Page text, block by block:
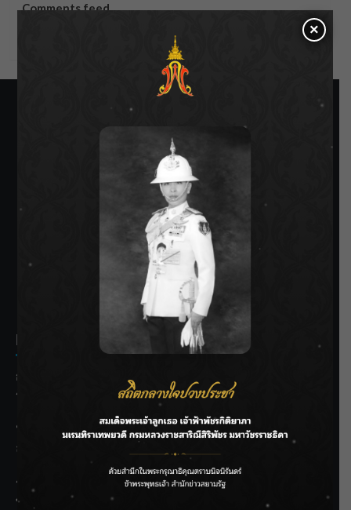
Comments feed
SIAMRATH VARIETY
THE BEST ENTERTAINMENT
Recent Posts
กรมชลฯ รับฟังประชาชน ติดตามแก้ปัญหาโครงการประตู
ระบายน้ำศรีสองรักฯ
‘แมน การิน’ แชร์ความเชื่อชวนคิด! “อยากกินอะไรหลังจาก
ลาโลกนี้ ให้ใส่บาตรสิ่งนั้นไว้ตอนยังมีชีวิต”
ราชเลขานุการในพระองค์ฯ ติดตามโครงการหุบกะพง–ห้วย
ทรายใต้ เสริมความมั่นคงน้ำเพชรบุรี
×